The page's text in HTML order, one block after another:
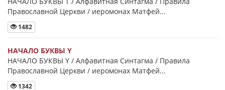
Православной Церкви / иеромонах Матфей...
1482
НАЧАЛО БУКВЫ Y
НАЧАЛО БУКВЫ Y / Алфавитная Синтагма / Правила
Православной Церкви / иеромонах Матфей...
1342